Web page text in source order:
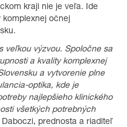
kraji nie je veľa. Ide
očnej
veľkou výzvou. Spoločne sa
a kvality komplexnej
a vytvorenie plne
optika, kde je
najlepšieho klinického
všetkých potrebných
prednosta a riaditeľ